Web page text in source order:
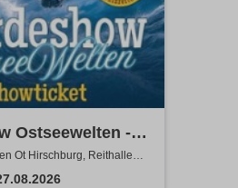
Ostseewelten -
Ot Hirschburg, Reithalle